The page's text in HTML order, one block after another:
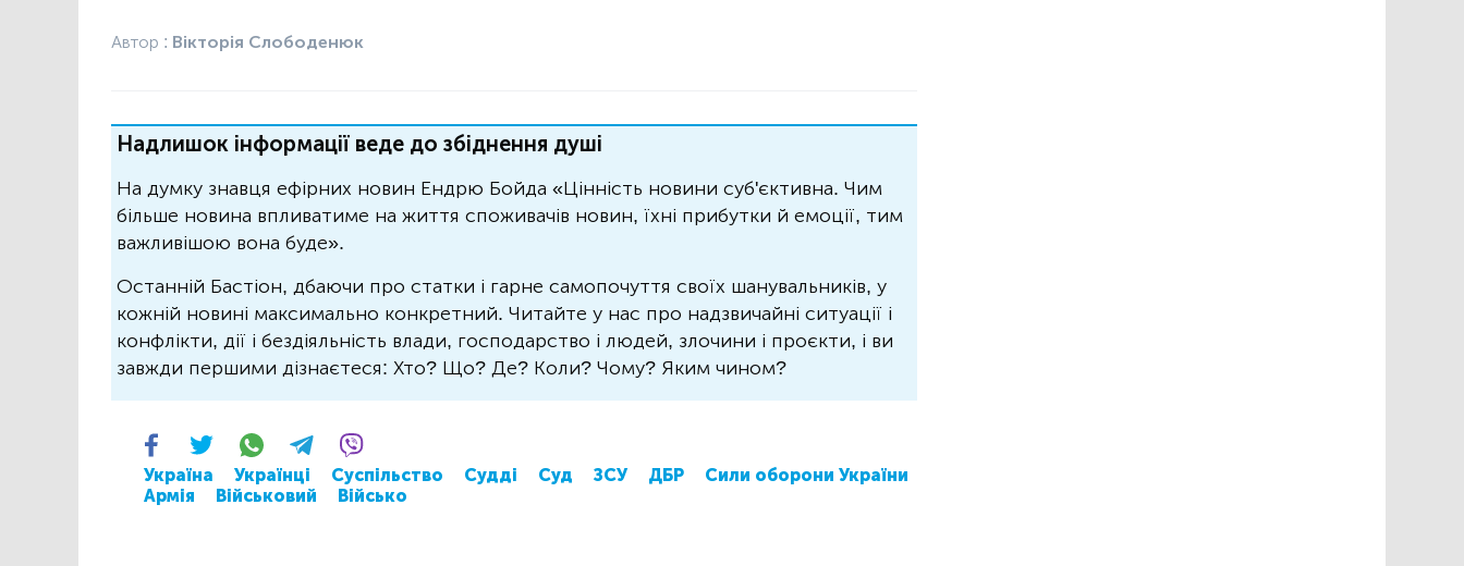
Автор : Вікторія Слободенюк
Надлишок інформації веде до збіднення душі
На думку знавця ефірних новин Ендрю Бойда «Цінність новини суб'єктивна. Чим
більше новина впливатиме на життя споживачів новин, їхні прибутки й емоції, тим
важливішою вона буде».
Останній Бастіон, дбаючи про статки і гарне самопочуття своїх шанувальників, у
кожній новині максимально конкретний. Читайте у нас про надзвичайні ситуації і
конфлікти, дії і бездіяльність влади, господарство і людей, злочини і проєкти, і ви
завжди першими дізнаєтеся: Хто? Що? Де? Коли? Чому? Яким чином?
Україна Українці Суспільство Судді Суд ЗСУ ДБР
Сили оборони України
Армія
Військовий Військо